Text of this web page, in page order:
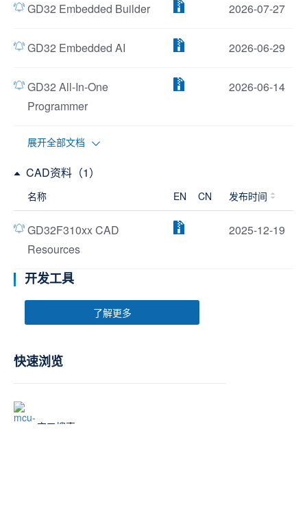
GD32 Embedded Builder 2026-07-27
GD32 Embedded AI 2026-06-29
GD32 All-In-One
Programmer
2026-06-14
展开全部文档
CAD资料（1）
名称 EN CN 发布时间
GD32F310xx CAD
Resources
2025-12-19
开发工具
了解更多
快速浏览
交叉搜索